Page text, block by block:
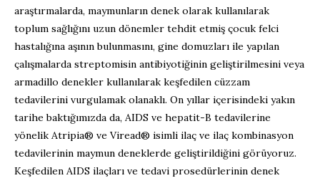
araştırmalarda, maymunların denek olarak kullanılarak
toplum sağlığını uzun dönemler tehdit etmiş çocuk felci
hastalığına aşının bulunmasını, gine domuzları ile yapılan
çalışmalarda streptomisin antibiyotiğinin geliştirilmesini veya
armadillo denekler kullanılarak keşfedilen cüzzam
tedavilerini vurgulamak olanaklı. On yıllar içerisindeki yakın
tarihe baktığımızda da, AIDS ve hepatit-B tedavilerine
yönelik Atripia® ve Viread® isimli ilaç ve ilaç kombinasyon
tedavilerinin maymun deneklerde geliştirildiğini görüyoruz.
Keşfedilen AIDS ilaçları ve tedavi prosedürlerinin denek